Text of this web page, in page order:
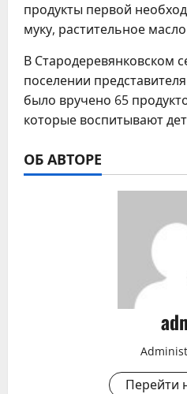
продукты первой
муку, растительное
В Стародеревянковском
поселении
было вручено 65
которые воспитывают
ОБ АВТОРЕ
Перейти